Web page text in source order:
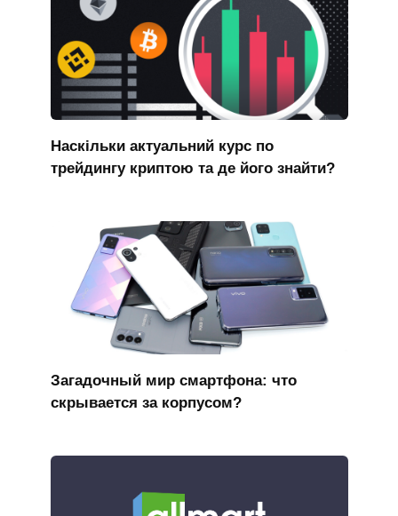
Наскільки актуальний курс по
трейдингу криптою та де його знайти?
Загадочный мир смартфона: что
скрывается за корпусом?